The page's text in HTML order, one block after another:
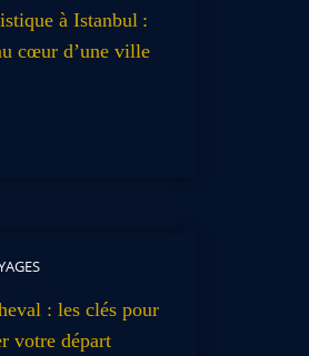
à Istanbul :
cœur d’une ville
: les clés pour
votre départ